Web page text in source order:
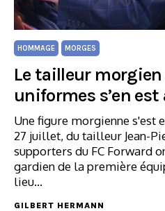
HOMMAGE MORGES
Le tailleur
uniformes s’en est
Une figure morgienne s'est
27 juillet, du tailleur Jean-
supporters du FC Forward
gardien de la première
lieu…
GILBERT HERMANN